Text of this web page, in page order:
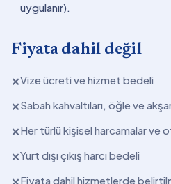
uygulanır).
Fiyata dahil değil
✕Vize ücreti ve hizmet bedeli
✕Sabah kahvaltıları, öğle ve
✕Her türlü kişisel harcamalar ve
✕Yurt dışı çıkış harcı bedeli
Fiyata dahil hizmetlerde